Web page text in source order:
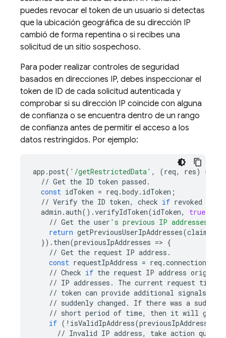
puedes revocar el token de un usuario si detectas
que la ubicación geográfica de su dirección IP
cambió de forma repentina o si recibes una
solicitud de un sitio sospechoso.
Para poder realizar controles de seguridad
basados en direcciones IP, debes inspeccionar el
token de ID de cada solicitud autenticada y
comprobar si su dirección IP coincide con alguna
de confianza o se encuentra dentro de un rango
de confianza antes de permitir el acceso a los
datos restringidos. Por ejemplo:
app .post( '/getRestrictedData' , (req, res) =
// Get the ID token passed .
const idToken = req .body. idToken ;
// Verify the ID token, check if revoked
admin .auth() .verifyIdToken(idToken, true
// Get the user 's previous IP addresses,
return getPreviousUserIpAddresses(claims
}) . then(previousIpAddresses => {
// Get the request IP address .
const requestIpAddress = req .connection
// Check if the request IP address origin
// IP addresses . The current request
// token can provide additional signals
// suddenly changed . If there was a sudden
// short period of time, then it will give
if ( ! isValidIpAddress(previousIpAddresses
// Invalid IP address, take action